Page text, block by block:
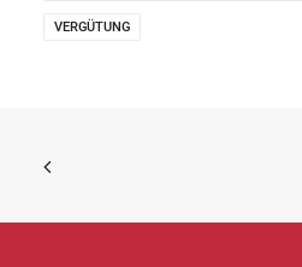
VERGÜTUNG